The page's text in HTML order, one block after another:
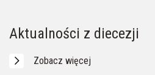
Aktualności z diecezji
Zobacz więcej